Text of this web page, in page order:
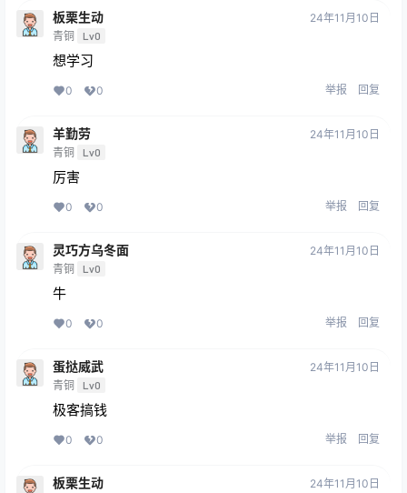
板栗生动
青铜 Lv0
24年11月10日
想学习
0 0 举报 回复
羊勤劳
青铜 Lv0
24年11月10日
厉害
0 0 举报 回复
灵巧方乌冬面
青铜 Lv0
24年11月10日
牛
0 0 举报 回复
蛋挞威武
青铜 Lv0
24年11月10日
极客搞钱
0 0 举报 回复
板栗生动 24年11月10日